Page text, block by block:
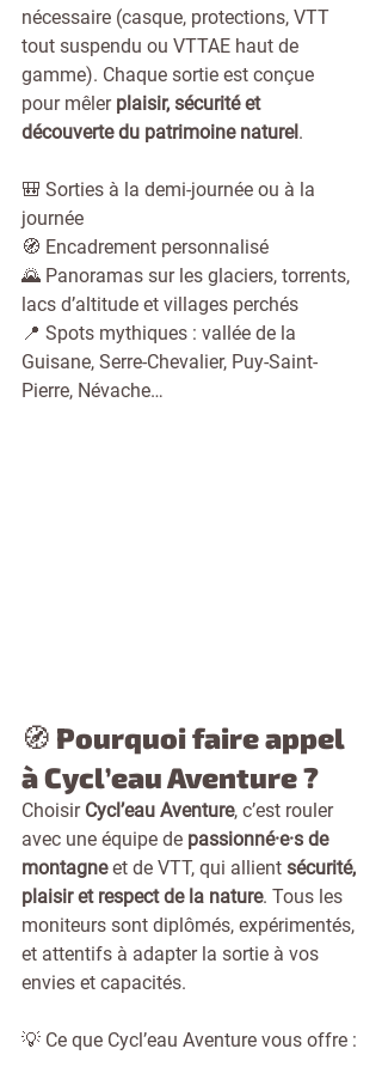
nécessaire (casque, protections, VTT
tout suspendu ou VTTAE haut de
gamme). Chaque sortie est conçue
pour mêler plaisir, sécurité et
découverte du patrimoine naturel.
🎒 Sorties à la demi-journée ou à la
journée
🧭 Encadrement personnalisé
🌄 Panoramas sur les glaciers, torrents,
lacs d’altitude et villages perchés
📍 Spots mythiques : vallée de la
Guisane, Serre-Chevalier, Puy-Saint-
Pierre, Névache…
🧭 Pourquoi faire appel
à Cycl’eau Aventure ?
Choisir Cycl’eau Aventure, c’est rouler
avec une équipe de passionné·e·s de
montagne et de VTT, qui allient sécurité,
plaisir et respect de la nature. Tous les
moniteurs sont diplômés, expérimentés,
et attentifs à adapter la sortie à vos
envies et capacités.
💡 Ce que Cycl’eau Aventure vous offre :